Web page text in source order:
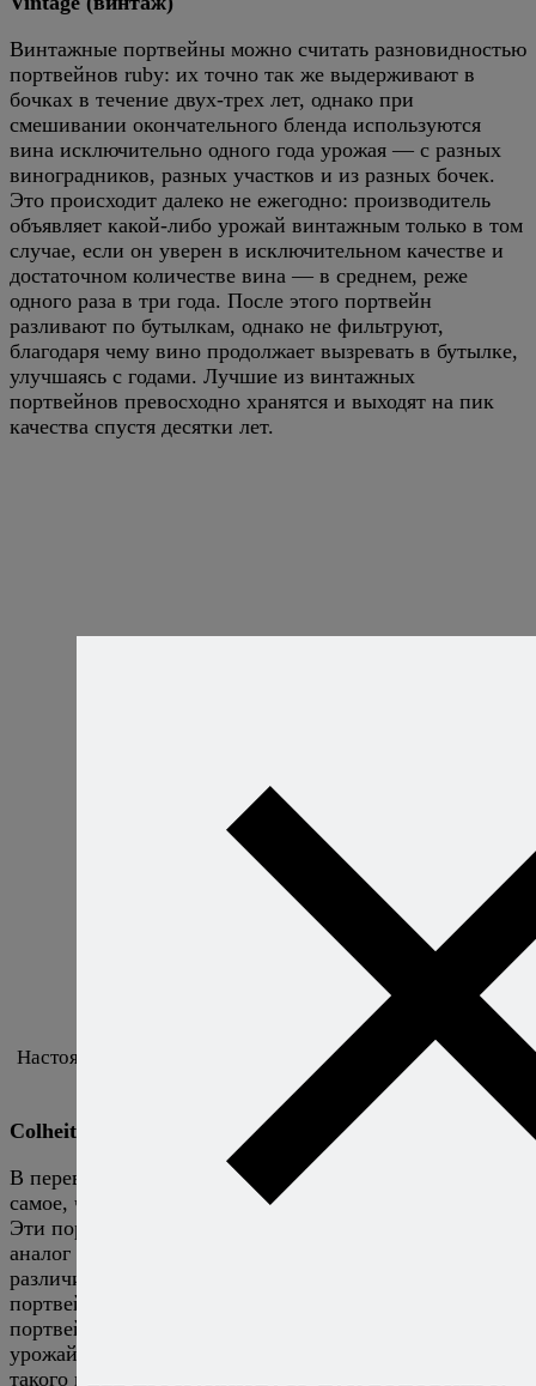
Винтажные портвейны можно считать разновидностью
портвейнов ruby: их точно так же выдерживают в
бочках в течение двух-трех лет, однако при
смешивании окончательного бленда используются
вина исключительно одного года урожая — с разных
виноградников, разных участков и из разных бочек.
Это происходит далеко не ежегодно: производитель
объявляет какой-либо урожай винтажным только в том
случае, если он уверен в исключительном качестве и
достаточном количестве вина — в среднем, реже
одного раза в три года. После этого портвейн
разливают по бутылкам, однако не фильтруют,
благодаря чему вино продолжает вызревать в бутылке,
улучшаясь с годами. Лучшие из винтажных
портвейнов превосходно хранятся и выходят на пик
качества спустя десятки лет.
Настоящий погреб, где выдерживают портвейн, выглядит
именно так. Ну, почти так
Colheita (колейта)
В переводе с португальского colheita означает то же
самое, что vintage в переводе с английского: урожай.
Эти портвейны — разновидность tawny и условный
аналог винтажных портвейнов, с поправкой на
различия между tawny и ruby. В общем и целом,
портвейны colheita производятся так же, как
портвейны tawny, но из винограда одного года, когда
урожай оказался особенно выдающимся. На бутылке
такого портвейна указывают не срок выдержки в